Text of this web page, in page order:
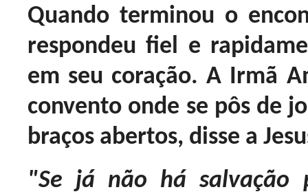
Quando terminou o
respondeu fiel e
em seu coração. A Irmã
convento onde se pôs de
braços abertos, disse a
"Se já não há